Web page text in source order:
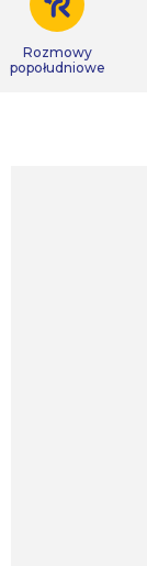
Rozmowy
popołudniowe